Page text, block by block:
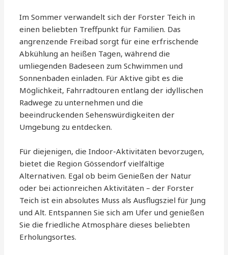
Im Sommer verwandelt sich der Forster Teich in
einen beliebten Treffpunkt für Familien. Das
angrenzende Freibad sorgt für eine erfrischende
Abkühlung an heißen Tagen, während die
umliegenden Badeseen zum Schwimmen und
Sonnenbaden einladen. Für Aktive gibt es die
Möglichkeit, Fahrradtouren entlang der idyllischen
Radwege zu unternehmen und die
beeindruckenden Sehenswürdigkeiten der
Umgebung zu entdecken.
Für diejenigen, die Indoor-Aktivitäten bevorzugen,
bietet die Region Gössendorf vielfältige
Alternativen. Egal ob beim Genießen der Natur
oder bei actionreichen Aktivitäten – der Forster
Teich ist ein absolutes Muss als Ausflugsziel für Jung
und Alt. Entspannen Sie sich am Ufer und genießen
Sie die friedliche Atmosphäre dieses beliebten
Erholungsortes.